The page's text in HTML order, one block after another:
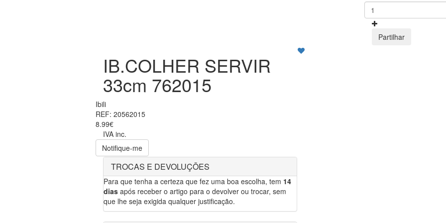
Partilhar
IB.COLHER SERVIR
33cm 762015
Ibili
REF: 20562015
8.99€
IVA inc.
Notifique-me
TROCAS E DEVOLUÇÕES
Para que tenha a certeza que fez uma boa escolha, tem 14
dias após receber o artigo para o devolver ou trocar, sem
que lhe seja exigida qualquer justificação.